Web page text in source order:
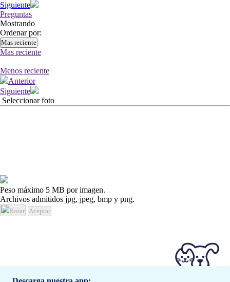
Siguiente
Preguntas
Mostrando
Ordenar por:
Mas reciente
Mas reciente
Menos reciente
Anterior
Siguiente
Seleccionar foto
Peso máximo 5 MB por imagen.
Archivos admitidos jpg, jpeg, bmp y png.
Rotar Aceptar